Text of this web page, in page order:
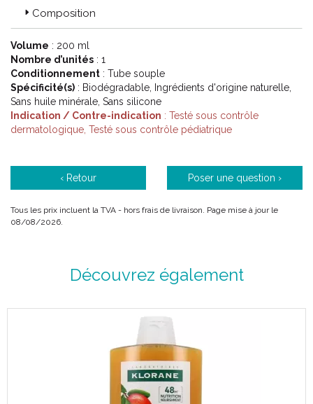
Composition
Volume : 200 ml
Nombre d’unités : 1
Conditionnement : Tube souple
Spécificité(s) : Biodégradable, Ingrédients d'origine naturelle,
Sans huile minérale, Sans silicone
Indication / Contre-indication : Testé sous contrôle
dermatologique, Testé sous contrôle pédiatrique
‹ Retour Poser une question ›
Tous les prix incluent la TVA - hors frais de livraison. Page mise à jour le
08/08/2026.
Découvrez également